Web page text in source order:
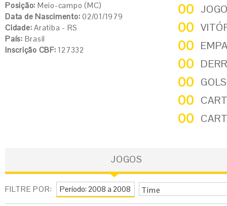
Posição: Meio-campo (MC)
Data de Nascimento: 02/01/1979
Cidade: Aratiba - RS
País: Brasil
Inscrição CBF: 127332
00
00
00
00
00
00
00
JOGOS
FILTRE POR: Time